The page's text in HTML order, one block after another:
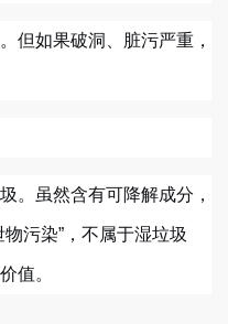
但如果破洞、脏污严重，
。虽然含有可降解成分，
污染”，不属于湿垃圾
值。